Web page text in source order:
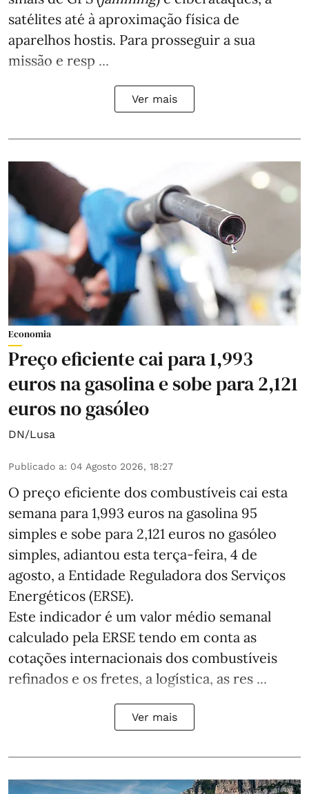
satélites até à aproximação física de
aparelhos hostis. Para prosseguir a sua
missão e resp ...
Ver mais
Economia
Preço eficiente cai para 1,993
euros na gasolina e sobe para 2,121
euros no gasóleo
DN/Lusa
Publicado a: 04 Agosto 2026, 18:27
O preço eficiente dos combustíveis cai esta
semana para 1,993 euros na gasolina 95
simples e sobe para 2,121 euros no gasóleo
simples, adiantou esta terça-feira, 4 de
agosto, a Entidade Reguladora dos Serviços
Energéticos (ERSE).
Este indicador é um valor médio semanal
calculado pela ERSE tendo em conta as
cotações internacionais dos combustíveis
refinados e os fretes, a logística, as res ...
Ver mais